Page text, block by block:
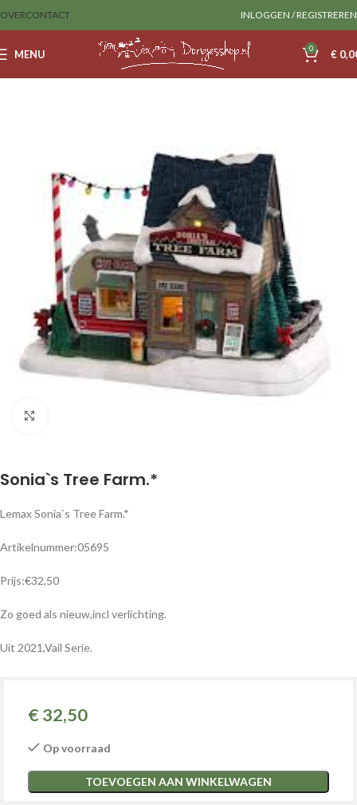
OVERCONTACT INLOGGEN / REGISTREREN
MENU 0 €
Sonia`s Tree Farm.*
Lemax Sonia`s Tree Farm.*
Artikelnummer:05695
Prijs:€32,50
Zo goed als nieuw,incl verlichting.
Uit 2021,Vail Serie.
€ 32,50
Op voorraad
TOEVOEGEN AAN WINKELWAGEN